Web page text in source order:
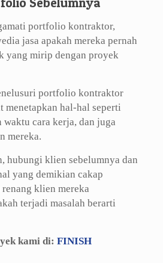
portfolio kontraktor,
jasa apakah mereka pernah
yang mirip dengan proyek
portfolio kontraktor
menetapkan hal-hal seperti
waktu cara kerja, dan juga
mereka.
hubungi klien sebelumnya dan
yang demikian cakap
klien mereka
terjadi masalah berarti
kami di: FINISH